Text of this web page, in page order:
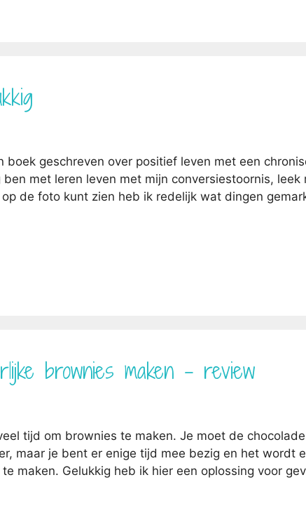
geschreven over positief leven met een
met leren leven met mijn conversiestoornis,
de foto kunt zien heb ik redelijk wat dingen
brownies maken – review
tijd om brownies te maken. Je moet de
maar je bent er enige tijd mee bezig en het wordt
maken. Gelukkig heb ik hier een oplossing voor